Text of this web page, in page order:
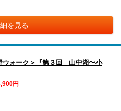
を見る
ウォーク＞『第３回 山中湖〜小
円